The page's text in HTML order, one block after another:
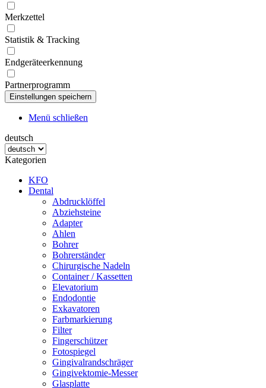
Merkzettel
Statistik & Tracking
Endgeräteerkennung
Partnerprogramm
Menü schließen
deutsch
Kategorien
KFO
Dental
Abdrucklöffel
Abziehsteine
Adapter
Ahlen
Bohrer
Bohrerständer
Chirurgische Nadeln
Container / Kassetten
Elevatorium
Endodontie
Exkavatoren
Farbmarkierung
Filter
Fingerschützer
Fotospiegel
Gingivalrandschräger
Gingivektomie-Messer
Glasplatte